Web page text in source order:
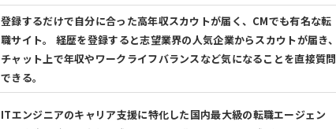
登録するだけで自分に合った高年収スカウトが届く、CMでも有名な転
職サイト。 経歴を登録すると志望業界の人気企業からスカウトが届き、
チャット上で年収やワークライフバランスなど気になることを直接質問
できる。
ITエンジニアのキャリア支援に特化した国内最大級の転職エージェン